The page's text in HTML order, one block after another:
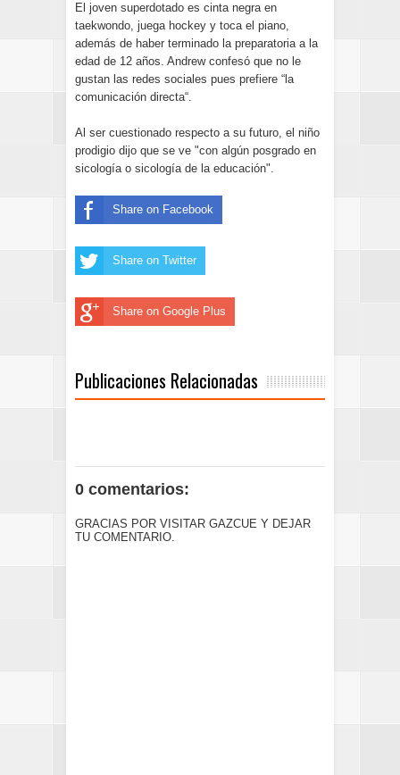
El joven superdotado es cinta negra en
taekwondo, juega hockey y toca el piano,
además de haber terminado la preparatoria a la
edad de 12 años. Andrew confesó que no le
gustan las redes sociales pues prefiere “la
comunicación directa“.
Al ser cuestionado respecto a su futuro, el niño
prodigio dijo que se ve "con algún posgrado en
sicología o sicología de la educación".
Share on Facebook
Share on Twitter
Share on Google Plus
Publicaciones Relacionadas
0 comentarios:
GRACIAS POR VISITAR GAZCUE Y DEJAR
TU COMENTARIO.